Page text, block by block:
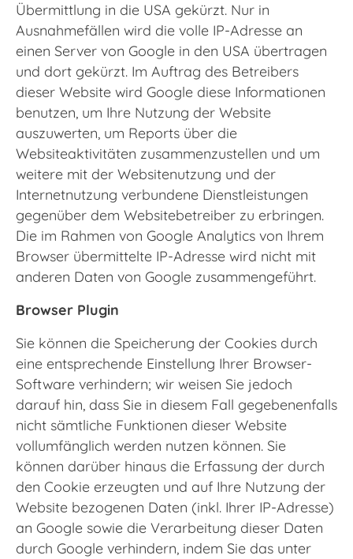
Übermittlung in die USA gekürzt. Nur in
Ausnahmefällen wird die volle IP-Adresse an
einen Server von Google in den USA übertragen
und dort gekürzt. Im Auftrag des Betreibers
dieser Website wird Google diese Informationen
benutzen, um Ihre Nutzung der Website
auszuwerten, um Reports über die
Websiteaktivitäten zusammenzustellen und um
weitere mit der Websitenutzung und der
Internetnutzung verbundene Dienstleistungen
gegenüber dem Websitebetreiber zu erbringen.
Die im Rahmen von Google Analytics von Ihrem
Browser übermittelte IP-Adresse wird nicht mit
anderen Daten von Google zusammengeführt.
Browser Plugin
Sie können die Speicherung der Cookies durch
eine entsprechende Einstellung Ihrer Browser-
Software verhindern; wir weisen Sie jedoch
darauf hin, dass Sie in diesem Fall gegebenenfalls
nicht sämtliche Funktionen dieser Website
vollumfänglich werden nutzen können. Sie
können darüber hinaus die Erfassung der durch
den Cookie erzeugten und auf Ihre Nutzung der
Website bezogenen Daten (inkl. Ihrer IP-Adresse)
an Google sowie die Verarbeitung dieser Daten
durch Google verhindern, indem Sie das unter